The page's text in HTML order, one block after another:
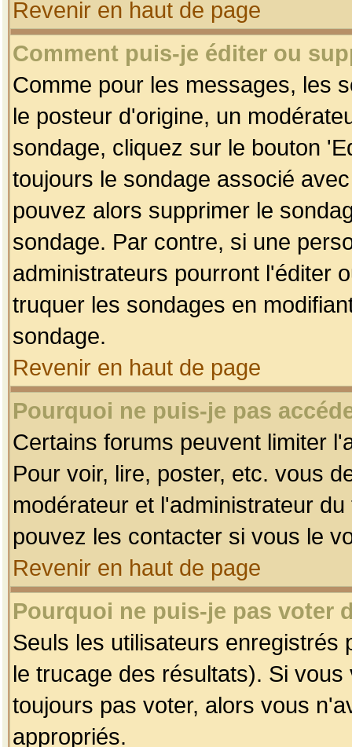
Revenir en haut de page
Comment puis-je éditer ou
Comme pour les messages, les
le posteur d'origine, un
sondage, cliquez sur le bouton
toujours le sondage associé
pouvez alors supprimer le
sondage. Par contre, si une
administrateurs pourront l'éditer
truquer les sondages en
sondage.
Revenir en haut de page
Pourquoi ne puis-je pas
Certains forums peuvent limiter
Pour voir, lire, poster, etc. vous
modérateur et l'administrateur
pouvez les contacter si vous le
Revenir en haut de page
Pourquoi ne puis-je pas voter
Seuls les utilisateurs enregistrés
le trucage des résultats). Si
toujours pas voter, alors vous
appropriés.